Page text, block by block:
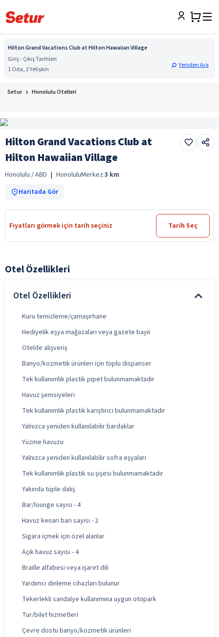
Hilton Grand Vacations Club at Hilton Hawaiian Village
Giriş - Çıkış Tarihleri
1 Oda, 2 Yetişkin
Yeniden Ara
Setur Honolulu Otelleri
Hilton Grand Vacations Club at
Hilton Hawaiian Village
Honolulu / ABD | HonoluluMerkez:3 km
Haritada Gör
Fiyatları görmek için tarih seçiniz Tarih Seç
Otel Özellikleri
Otel Özellikleri
Kuru temizleme/çamaşırhane
Hediyelik eşya mağazaları veya gazete bayii
Otelde alışveriş
Banyo/kozmetik ürünleri için toplu dispanser
Tek kullanımlık plastik pipet bulunmamaktadır
Havuz şemsiyeleri
Tek kullanımlık plastik karıştırıcı bulunmamaktadır
Yalnızca yeniden kullanılabilir bardaklar
Yüzme havuzu
Yalnızca yeniden kullanılabilir sofra eşyaları
Tek kullanımlık plastik su şişesi bulunmamaktadır
Yakında tüple dalış
Bar/lounge sayısı - 4
Havuz kenarı barı sayısı - 2
Sigara içmek için özel alanlar
Açık havuz sayısı - 4
Braille alfabesi veya işaret dili
Yardımcı dinleme cihazları bulunur
Tekerlekli sandalye kullanımına uygun otopark
Tur/bilet hizmetleri
Çevre dostu banyo/kozmetik ürünleri